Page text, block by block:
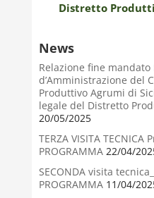
Distretto
News
Relazione fine
d’Amministrazione del
Produttivo Agrumi di
legale del Distretto
20/05/2025
TERZA VISITA TECNICA
PROGRAMMA22/04/
SECONDA visita
PROGRAMMA11/04/